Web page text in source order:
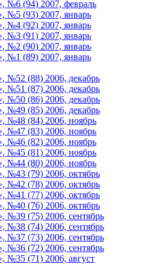
№6 (94) 2007, февраль
№5 (93) 2007, январь
№4 (92) 2007, январь
№3 (91) 2007, январь
№2 (90) 2007, январь
№1 (89) 2007, январь
№52 (88) 2006, декабрь
№51 (87) 2006, декабрь
№50 (86) 2006, декабрь
№49 (85) 2006, декабрь
№48 (84) 2006, ноябрь
№47 (83) 2006, ноябрь
№46 (82) 2006, ноябрь
№45 (81) 2006, ноябрь
№44 (80) 2006, ноябрь
№43 (79) 2006, октябрь
№42 (78) 2006, октябрь
№41 (77) 2006, октябрь
№40 (76) 2006, октябрь
№39 (75) 2006, сентябрь
№38 (74) 2006, сентябрь
№37 (73) 2006, сентябрь
№36 (72) 2006, сентябрь
№35 (71) 2006, август